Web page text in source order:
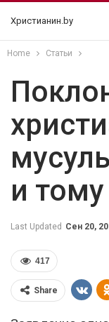
Христианин.by
Home Статьи
и
Last Updated Сен 20,
417
Share